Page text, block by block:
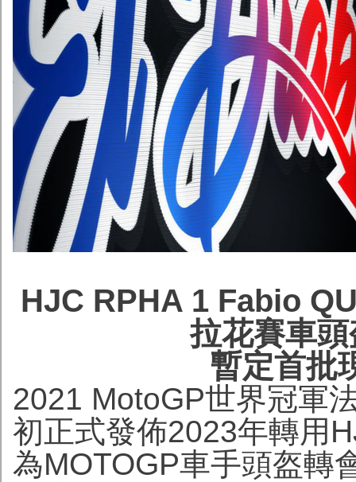
HJC RPHA 1 Fabio
拉花賽車
暫定首批
2021 MotoGP世界冠軍
初正式發佈2023年轉用
為MOTOGP車手頭盔轉